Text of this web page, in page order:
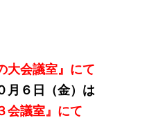
大会議室』にて
月６日（金）は
会議室』にて